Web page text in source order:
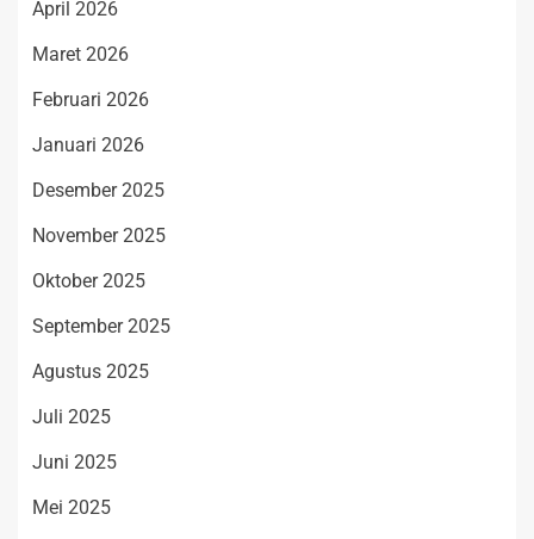
April 2026
Maret 2026
Februari 2026
Januari 2026
Desember 2025
November 2025
Oktober 2025
September 2025
Agustus 2025
Juli 2025
Juni 2025
Mei 2025